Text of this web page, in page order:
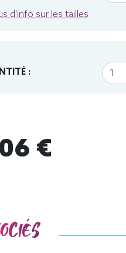
d'info sur les tailles
:
€